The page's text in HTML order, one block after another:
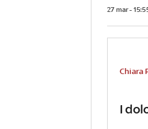
27 mar -
I
Chiara